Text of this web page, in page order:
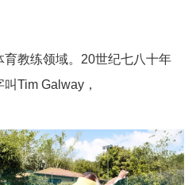
教练领域。20世纪七八十年
Tim Galway，